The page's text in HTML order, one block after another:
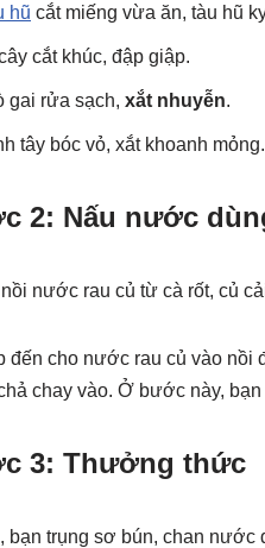
hũ cắt miếng vừa ăn, tàu hũ
cắt khúc, đập giập.
gai rửa sạch, xắt nhuyễn.
tây bóc vỏ, xắt khoanh mỏng.
2: Nấu nước
nước rau củ từ cà rốt, củ
đến cho nước rau củ vào nồi
chay vào. Ở bước này,
3: Thưởng thức
bạn trụng sơ bún, chan nước